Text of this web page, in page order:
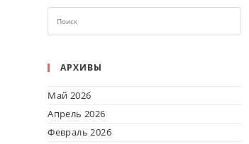
АРХИВЫ
Май 2026
Апрель 2026
Февраль 2026